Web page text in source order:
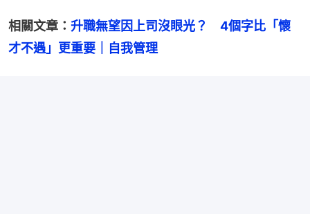
相關文章： 升職無望因上司沒眼光？　4個字比「懷
才不遇」更重要｜自我管理